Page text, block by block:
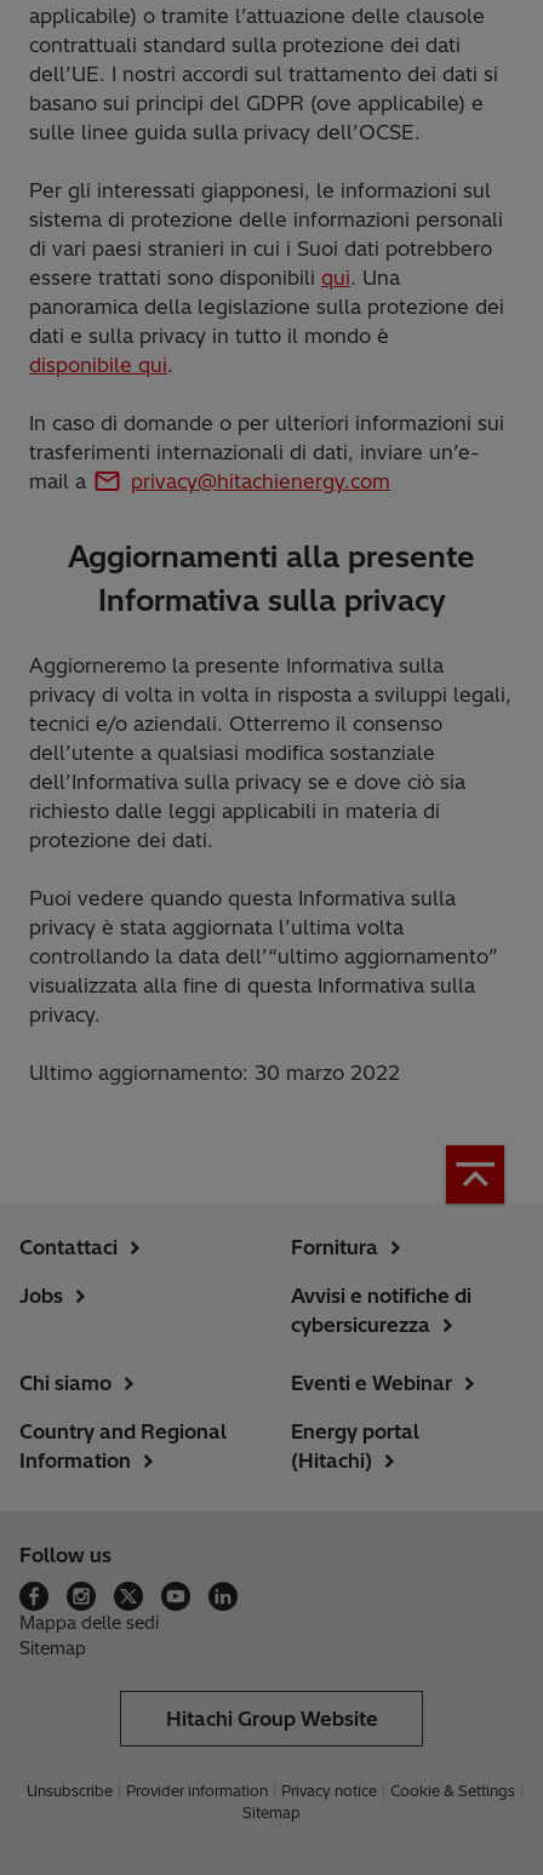
applicabile) o tramite l’attuazione delle clausole
contrattuali standard sulla protezione dei dati
dell’UE. I nostri accordi sul trattamento dei dati si
basano sui principi del GDPR (ove applicabile) e
sulle linee guida sulla privacy dell’OCSE.
Per gli interessati giapponesi, le informazioni sul
sistema di protezione delle informazioni personali
di vari paesi stranieri in cui i Suoi dati potrebbero
essere trattati sono disponibili qui. Una
panoramica della legislazione sulla protezione dei
dati e sulla privacy in tutto il mondo è
disponibile qui.
In caso di domande o per ulteriori informazioni sui
trasferimenti internazionali di dati, inviare un’e-
mail a
privacy@hitachienergy.com
Aggiornamenti alla presente
Informativa sulla privacy
Aggiorneremo la presente Informativa sulla
privacy di volta in volta in risposta a sviluppi legali,
tecnici e/o aziendali. Otterremo il consenso
dell’utente a qualsiasi modifica sostanziale
dell’Informativa sulla privacy se e dove ciò sia
richiesto dalle leggi applicabili in materia di
protezione dei dati.
Puoi vedere quando questa Informativa sulla
privacy è stata aggiornata l’ultima volta
controllando la data dell’“ultimo aggiornamento”
visualizzata alla fine di questa Informativa sulla
privacy.
Ultimo aggiornamento: 30 marzo 2022
Contattaci
Jobs
Fornitura
Avvisi e notifiche di
cybersicurezza
Chi siamo
Country and Regional
Information
Eventi e Webinar
Energy portal
(Hitachi)
Follow us
Mappa delle sedi
Sitemap
Hitachi Group Website
Unsubscribe Provider information Privacy notice
Cookie & Settings
Sitemap